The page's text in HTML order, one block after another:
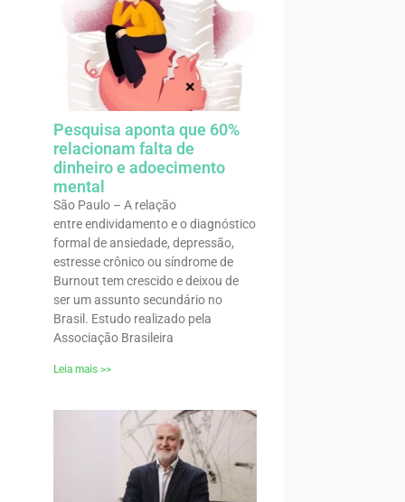
Pesquisa aponta que 60%
relacionam falta de
dinheiro e adoecimento
mental
São Paulo – A relação
entre endividamento e o diagnóstico
formal de ansiedade, depressão,
estresse crônico ou síndrome de
Burnout tem crescido e deixou de
ser um assunto secundário no
Brasil. Estudo realizado pela
Associação Brasileira
Leia mais >>